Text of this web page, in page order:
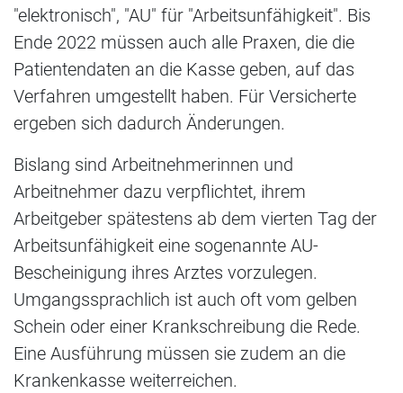
"elektronisch", "AU" für "Arbeitsunfähigkeit". Bis
Ende 2022 müssen auch alle Praxen, die die
Patientendaten an die Kasse geben, auf das
Verfahren umgestellt haben. Für Versicherte
ergeben sich dadurch Änderungen.
Bislang sind Arbeitnehmerinnen und
Arbeitnehmer dazu verpflichtet, ihrem
Arbeitgeber spätestens ab dem vierten Tag der
Arbeitsunfähigkeit eine sogenannte AU-
Bescheinigung ihres Arztes vorzulegen.
Umgangssprachlich ist auch oft vom gelben
Schein oder einer Krankschreibung die Rede.
Eine Ausführung müssen sie zudem an die
Krankenkasse weiterreichen.